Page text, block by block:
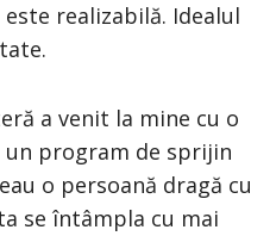
realizabilă. Idealul
a venit la mine cu o
un program de sprijin
o persoană dragă cu
se întâmpla cu mai